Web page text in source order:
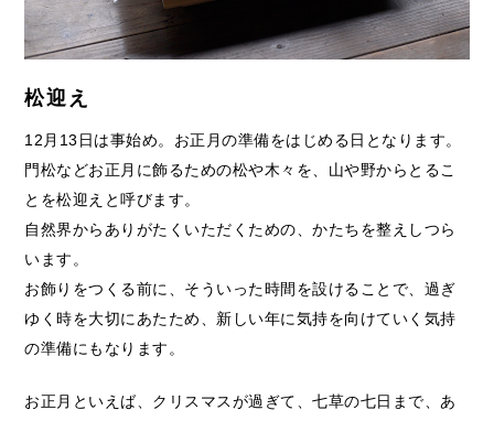
松迎え
12月13日は事始め。お正月の準備をはじめる日となります。
門松などお正月に飾るための松や木々を、山や野からとるこ
とを松迎えと呼びます。
自然界からありがたくいただくための、かたちを整えしつら
います。
お飾りをつくる前に、そういった時間を設けることで、過ぎ
ゆく時を大切にあたため、新しい年に気持を向けていく気持
の準備にもなります。
お正月といえば、クリスマスが過ぎて、七草の七日まで、あ